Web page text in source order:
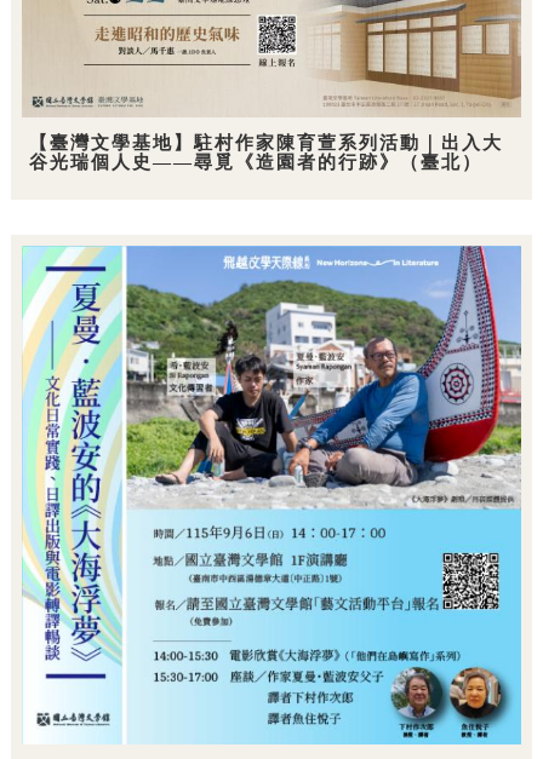
【臺灣文學基地】駐村作家陳育萱系列活動｜出入大
谷光瑞個人史——尋覓《造園者的行跡》（臺北）